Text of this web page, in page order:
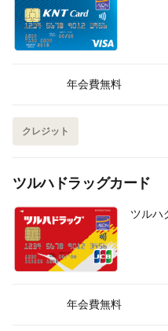
年会費無料
クレジット
ツルハドラッグカード
ツルハ
年会費無料